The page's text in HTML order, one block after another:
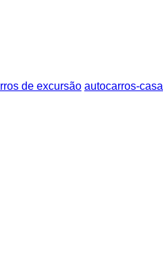
de excursão autocarros-casa